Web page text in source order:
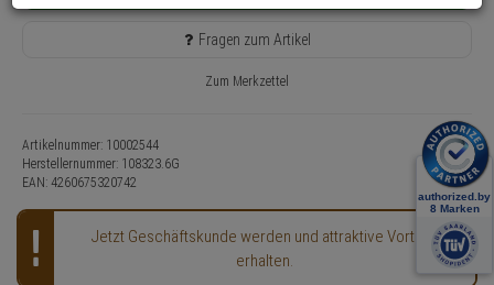
Fragen zum Artikel
Zum Merkzettel
Artikelnummer: 10002544
Herstellernummer: 108323.6G
EAN: 4260675320742
Jetzt Geschäftskunde werden und attraktive Vorteile
erhalten.